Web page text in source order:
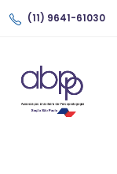
(11) 9641-61030